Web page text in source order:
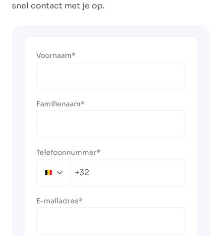
snel contact met je op.
Voornaam
Familienaam
Telefoonnummer
Belgium+32
E-mailadres